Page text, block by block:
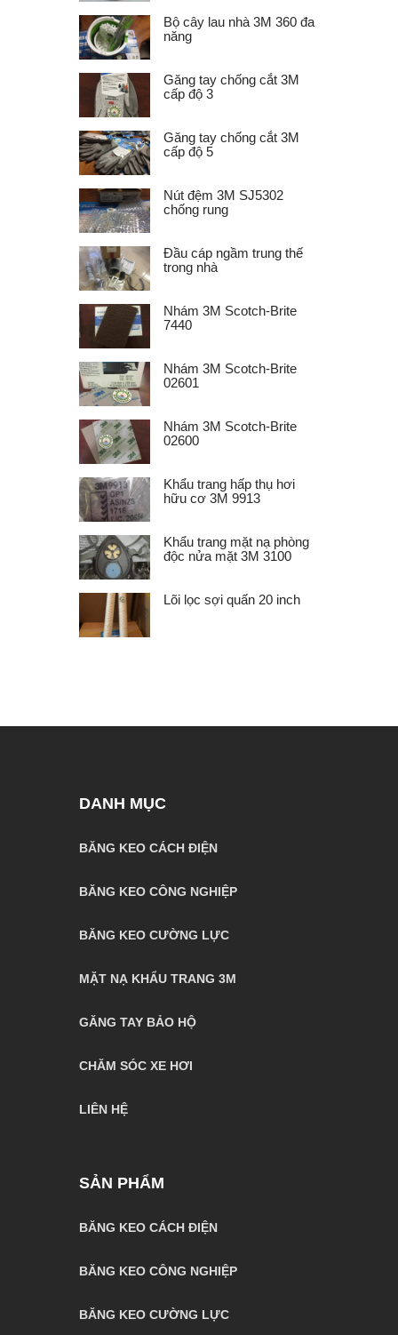
Bộ cây lau nhà 3M 360 đa
năng
Găng tay chống cắt 3M
cấp độ 3
Găng tay chống cắt 3M
cấp độ 5
Nút đệm 3M SJ5302
chống rung
Đầu cáp ngầm trung thế
trong nhà
Nhám 3M Scotch-Brite
7440
Nhám 3M Scotch-Brite
02601
Nhám 3M Scotch-Brite
02600
Khẩu trang hấp thụ hơi
hữu cơ 3M 9913
Khẩu trang mặt nạ phòng
độc nửa mặt 3M 3100
Lõi lọc sợi quấn 20 inch
DANH MỤC
BĂNG KEO CÁCH ĐIỆN
BĂNG KEO CÔNG NGHIỆP
BĂNG KEO CƯỜNG LỰC
MẶT NẠ KHẨU TRANG 3M
GĂNG TAY BẢO HỘ
CHĂM SÓC XE HƠI
LIÊN HỆ
SẢN PHẨM
BĂNG KEO CÁCH ĐIỆN
BĂNG KEO CÔNG NGHIỆP
BĂNG KEO CƯỜNG LỰC